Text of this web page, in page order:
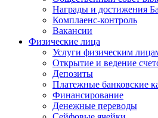
Награды и достижения
Комплаенс-контроль
Вакансии
Физические лица
Услуги физическим
Открытие и ведение
Депозиты
Платежные банковские
Финансирование
Денежные переводы